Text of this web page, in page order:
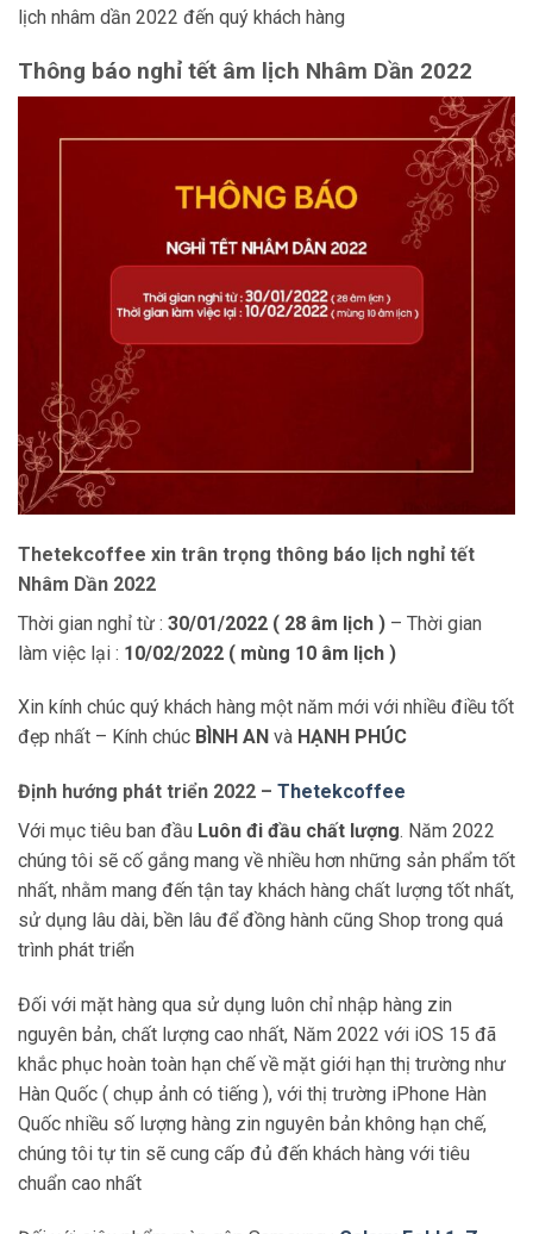
lịch nhâm dần 2022 đến quý khách hàng
Thông báo nghỉ tết âm lịch Nhâm Dần 2022
Thetekcoffee xin trân trọng thông báo lịch nghỉ tết
Nhâm Dần 2022
Thời gian nghỉ từ : 30/01/2022 ( 28 âm lịch ) – Thời gian
làm việc lại : 10/02/2022 ( mùng 10 âm lịch )
Xin kính chúc quý khách hàng một năm mới với nhiều điều tốt
đẹp nhất – Kính chúc BÌNH AN và HẠNH PHÚC
Định hướng phát triển 2022 – Thetekcoffee
Với mục tiêu ban đầu Luôn đi đầu chất lượng. Năm 2022
chúng tôi sẽ cố gắng mang về nhiều hơn những sản phẩm tốt
nhất, nhằm mang đến tận tay khách hàng chất lượng tốt nhất,
sử dụng lâu dài, bền lâu để đồng hành cũng Shop trong quá
trình phát triển
Đối với mặt hàng qua sử dụng luôn chỉ nhập hàng zin
nguyên bản, chất lượng cao nhất, Năm 2022 với iOS 15 đã
khắc phục hoàn toàn hạn chế về mặt giới hạn thị trường như
Hàn Quốc ( chụp ảnh có tiếng ), với thị trường iPhone Hàn
Quốc nhiều số lượng hàng zin nguyên bản không hạn chế,
chúng tôi tự tin sẽ cung cấp đủ đến khách hàng với tiêu
chuẩn cao nhất